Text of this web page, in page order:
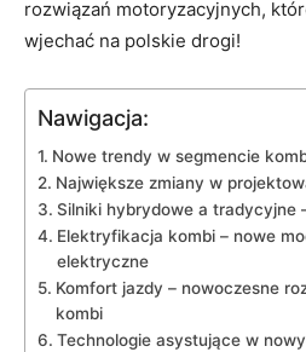
rozwiązań⁢ motoryzacyjnych,
wjechać na ⁣polskie drogi!
Nawigacja:
Nowe trendy w segmencie
Największe zmiany w
Silniki hybrydowe a tradycyjne
Elektryfikacja kombi – nowe
elektryczne
Komfort jazdy – ⁣nowoczesne
kombi
Technologie asystujące w